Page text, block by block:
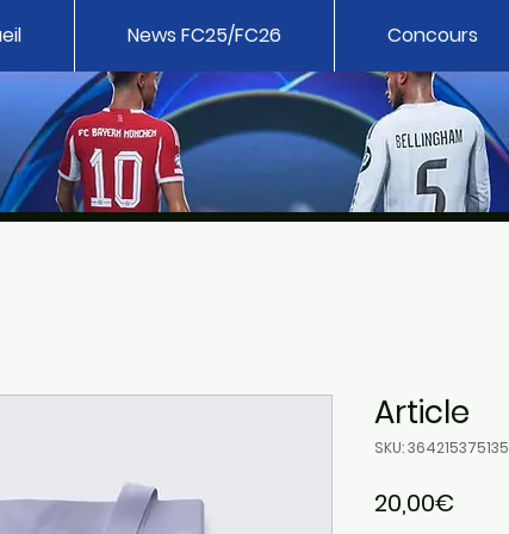
News FC25/FC26 Concours
Article
SKU:
20,00€